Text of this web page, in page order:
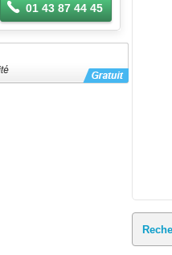
01 43 87 44 45